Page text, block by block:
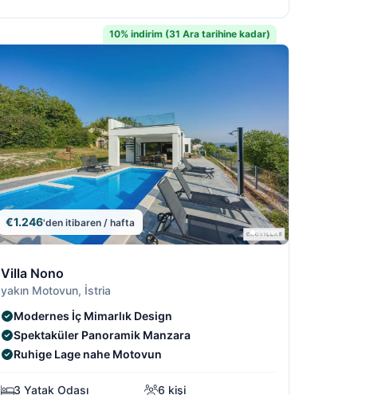
10% indirim (31 Ara tarihine kadar)
€1.246'den itibaren / hafta
Villa Nono
yakın Motovun, İstria
Modernes İç Mimarlık Design
Spektaküler Panoramik Manzara
Ruhige Lage nahe Motovun
3 Yatak Odası
6 kişi